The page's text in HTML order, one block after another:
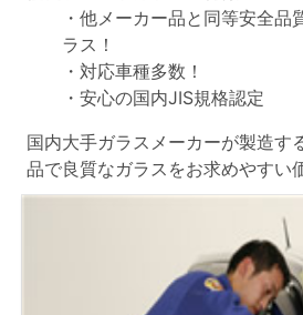
・他メーカー品と同等安全品
ラス！
・対応車種多数！
・安心の国内JIS規格認定
国内大手ガラスメーカーが製造す
品で良質なガラスをお求めやすい